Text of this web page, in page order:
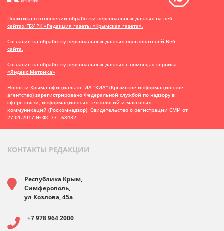
Политика в отношении обработки персональных данных на веб-
сайтах ГБУ РК «Редакция газеты «Крымская газета».
Согласие на обработку персональных данных пользователей Веб-
сайта.
Согласие на обработку персональных данных с помощью сервиса
«Яндекс.Метрика»
Новости Крыма официально. ИА "КИА" (Крымское информационное
агентство) зарегистрировано Федеральной службой по надзору в
сфере связи, информационных технологий и массовых
коммуникаций (Роскомнадзор). Свидетельство о регистрации СМИ от
27.01.2017 № ФС 77 - 68432.
КОНТАКТЫ РЕДАКЦИИ
Республика Крым,
Симферополь,
ул Козлова, 45а
+7 978 964 2000